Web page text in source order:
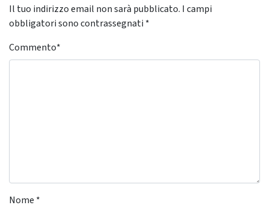
Il tuo indirizzo email non sarà pubblicato. I campi
obbligatori sono contrassegnati *
Commento*
Nome *